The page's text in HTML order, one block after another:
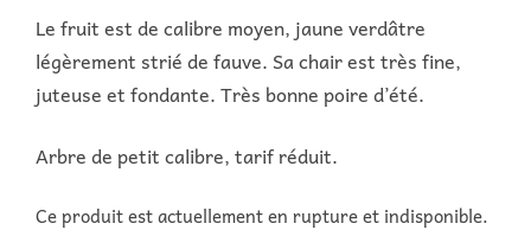
Le fruit est de calibre moyen, jaune verdâtre
légèrement strié de fauve. Sa chair est très fine,
juteuse et fondante. Très bonne poire d’été.
Arbre de petit calibre, tarif réduit.
Ce produit est actuellement en rupture et indisponible.